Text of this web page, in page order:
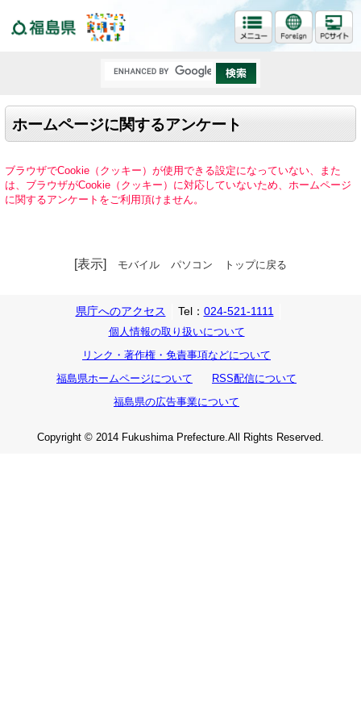
ホームページに関するアンケート
ブラウザでCookie（クッキー）が使用できる設定になっていない、また
は、ブラウザがCookie（クッキー）に対応していないため、ホームページ
に関するアンケートをご利用頂けません。
[表示] モバイル パソコン トップに戻る
県庁へのアクセス Tel： 024-521-1111
個人情報の取り扱いについて
リンク・著作権・免責事項などについて
福島県ホームページについて
RSS配信について
福島県の広告事業について
Copyright © 2014 Fukushima Prefecture.All Rights Reserved.